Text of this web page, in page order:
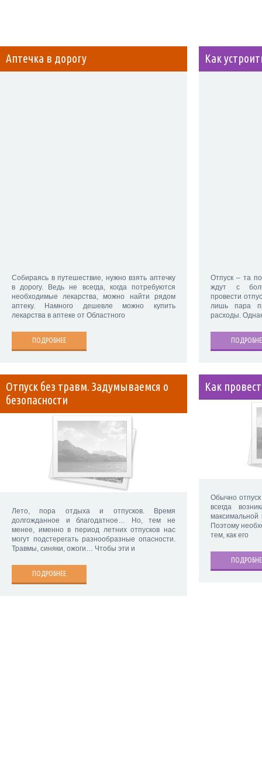
Аптечка в дорогу
Собираясь в путешествие, нужно взять аптечку
в дорогу. Ведь не всегда, когда потребуются
необходимые лекарства, можно найти рядом
аптеку. Намного дешевле можно купить
лекарства в аптеке от Областного
ПОДРОБНЕЕ
Как
Отпуск – та
ждут с
провести
лишь пара
расходы.
Отпуск без травм. Задумываемся о
безопасности
Лето, пора отдыха и отпусков. Время
долгожданное и благодатное… Но, тем не
менее, именно в период летних отпусков нас
могут подстерегать разнообразные опасности.
Травмы, синяки, ожоги… Чтобы эти и
ПОДРОБНЕЕ
Как
Обычно
всегда
максимальной
Поэтому
тем, как его